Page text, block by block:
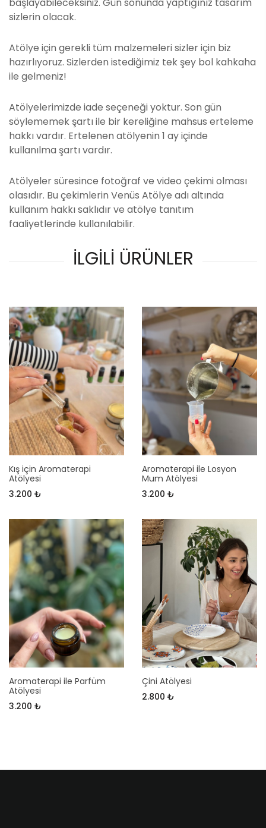
sizlerin olacak.
Atölye için gerekli tüm malzemeleri sizler için biz
hazırlıyoruz. Sizlerden istediğimiz tek şey bol kahkaha
ile gelmeniz!
Atölyelerimizde iade seçeneği yoktur. Son gün
söylememek şartı ile bir kereliğine mahsus erteleme
hakkı vardır. Ertelenen atölyenin 1 ay içinde
kullanılma şartı vardır.
Atölyeler süresince fotoğraf ve video çekimi olması
olasıdır. Bu çekimlerin Venüs Atölye adı altında
kullanım hakkı saklıdır ve atölye tanıtım
faaliyetlerinde kullanılabilir.
İLGİLİ ÜRÜNLER
Kış için Aromaterapi
Atölyesi
3.200 ₺
Aromaterapi ile Losyon
Mum Atölyesi
3.200 ₺
Aromaterapi ile Parfüm
Atölyesi
3.200 ₺
Çini Atölyesi
2.800 ₺